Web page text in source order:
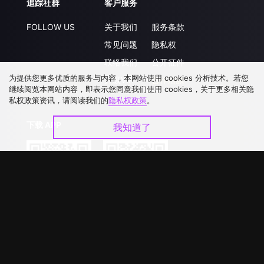
追踪社群
FOLLOW US
客户服务
关于我们
常见问题
联络我们
升级VIP
服务条款
隐私权
公开征件
合作洽談
为提供您更多优质的服务与内容，本网站使用 cookies 分析技术。若您
继续阅览本网站内容，即表示您同意我们使用 cookies，关于更多相关隐
私权政策资讯，请阅读我们的隐私权政策。
我知道了